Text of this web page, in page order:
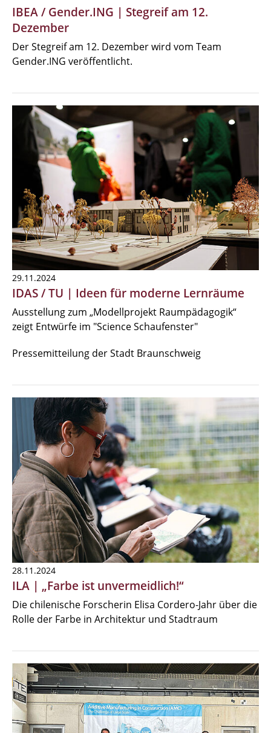
IBEA / Gender.ING | Stegreif am 12.
Dezember
Der Stegreif am 12. Dezember wird vom Team
Gender.ING veröffentlicht.
29.11.2024
IDAS / TU | Ideen für moderne Lernräume
Ausstellung zum „Modellprojekt Raumpädagogik“
zeigt Entwürfe im "Science Schaufenster"
Pressemitteilung der Stadt Braunschweig
28.11.2024
ILA | „Farbe ist unvermeidlich!“
Die chilenische Forscherin Elisa Cordero-Jahr über die
Rolle der Farbe in Architektur und Stadtraum